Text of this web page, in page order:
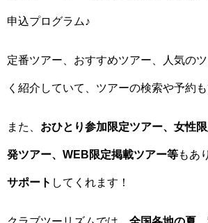
申込プログラム♪
定番ツアー、おすすめツアー、人気の
く紹介していて、ツアーの検索や予約も
また、 おひとり参加限定ツアー、女性
発ツアー、WEB限定掲載ツアー等もあ
サポート してくれます！